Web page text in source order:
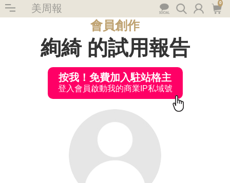
美周報 0
會員創作
絢綺 的試用報告
按我！免費加入駐站格主
登入會員啟動我的商業IP私域號